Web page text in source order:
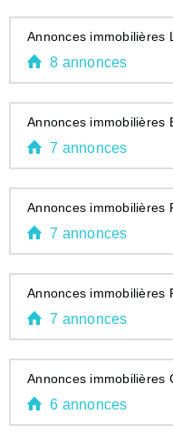
Annonces immobilières
8 annonces
Annonces immobilières
7 annonces
Annonces immobilières
7 annonces
Annonces immobilières
7 annonces
Annonces immobilières
6 annonces